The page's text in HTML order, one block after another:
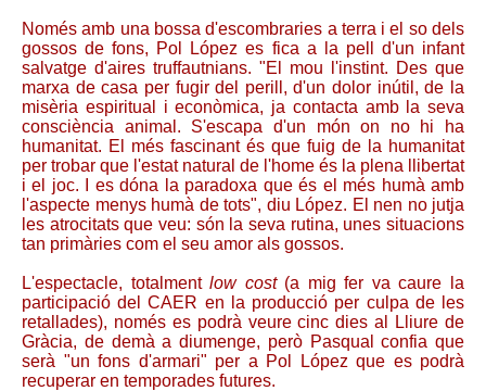
Només amb una bossa d'escombraries a terra i el so dels
gossos de fons, Pol López es fica a la pell d'un infant
salvatge d'aires truffautnians. "El mou l'instint. Des que
marxa de casa per fugir del perill, d'un dolor inútil, de la
misèria espiritual i econòmica, ja contacta amb la seva
consciència animal. S'escapa d'un món on no hi ha
humanitat. El més fascinant és que fuig de la humanitat
per trobar que l'estat natural de l'home és la plena llibertat
i el joc. I es dóna la paradoxa que és el més humà amb
l'aspecte menys humà de tots", diu López. El nen no jutja
les atrocitats que veu: són la seva rutina, unes situacions
tan primàries com el seu amor als gossos.
L'espectacle, totalmentlow cost (a mig fer va caure la
participació del CAER en la producció per culpa de les
retallades), només es podrà veure cinc dies al Lliure de
Gràcia, de demà a diumenge, però Pasqual confia que
serà "un fons d'armari" per a Pol López que es podrà
recuperar en temporades futures.